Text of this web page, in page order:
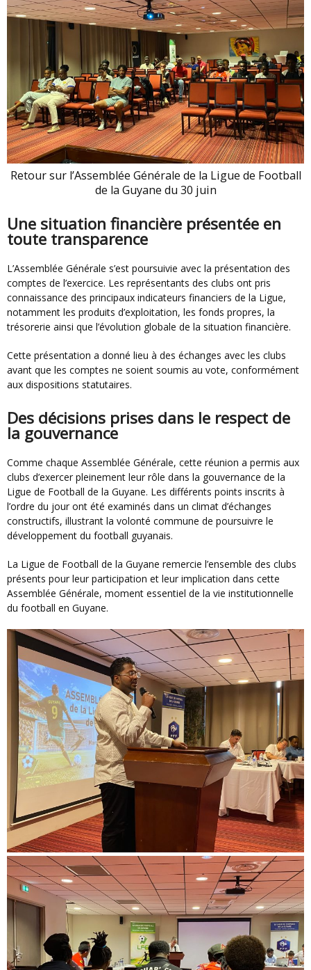
Retour sur l’Assemblée Générale de la Ligue de Football
de la Guyane du 30 juin
Une situation financière présentée en
toute transparence
L’Assemblée Générale s’est poursuivie avec la présentation des
comptes de l’exercice. Les représentants des clubs ont pris
connaissance des principaux indicateurs financiers de la Ligue,
notamment les produits d’exploitation, les fonds propres, la
trésorerie ainsi que l’évolution globale de la situation financière.
Cette présentation a donné lieu à des échanges avec les clubs
avant que les comptes ne soient soumis au vote, conformément
aux dispositions statutaires.
Des décisions prises dans le respect de
la gouvernance
Comme chaque Assemblée Générale, cette réunion a permis aux
clubs d’exercer pleinement leur rôle dans la gouvernance de la
Ligue de Football de la Guyane. Les différents points inscrits à
l’ordre du jour ont été examinés dans un climat d’échanges
constructifs, illustrant la volonté commune de poursuivre le
développement du football guyanais.
La Ligue de Football de la Guyane remercie l’ensemble des clubs
présents pour leur participation et leur implication dans cette
Assemblée Générale, moment essentiel de la vie institutionnelle
du football en Guyane.